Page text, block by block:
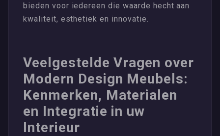
bieden voor iedereen die waarde hecht aan
kwaliteit, esthetiek en innovatie.
Veelgestelde Vragen over
Modern Design Meubels:
Kenmerken, Materialen
en Integratie in uw
Interieur